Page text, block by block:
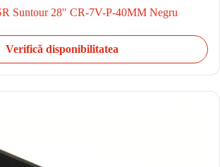
Suntour 28″ CR-7V-P-40MM Negru
Verifică disponibilitatea